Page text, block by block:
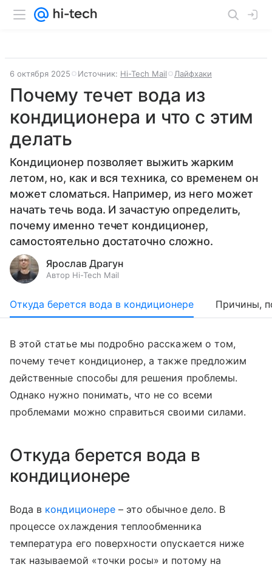
6 октября 2025 Источник: Hi-Tech Mail Лайфхаки
Почему течет вода из
кондиционера и что с этим
делать
Кондиционер позволяет выжить жарким
летом, но, как и вся техника, со временем он
может сломаться. Например, из него может
начать течь вода. И зачастую определить,
почему именно течет кондиционер,
самостоятельно достаточно сложно.
Ярослав Драгун
Автор Hi-Tech Mail
Откуда берется вода в кондиционере Причины,
В этой статье мы подробно расскажем о том,
почему течет кондиционер, а также предложим
действенные способы для решения проблемы.
Однако нужно понимать, что не со всеми
проблемами можно справиться своими силами.
Откуда берется вода в
кондиционере
Вода в кондиционере– это обычное дело. В
процессе охлаждения теплообменника
температура его поверхности опускается ниже
так называемой «точки росы» и потому на